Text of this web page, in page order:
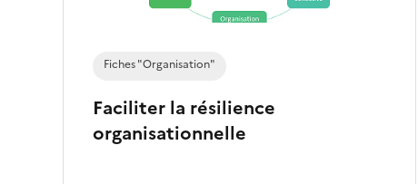
Faciliter la résilience
organisationnelle
Fiches "Organisation"